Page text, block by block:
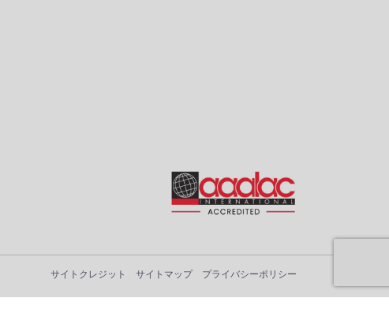
サイトクレジット サイトマップ プライバシーポリシー